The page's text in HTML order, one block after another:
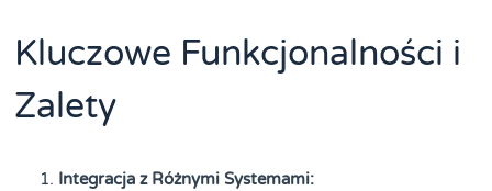
Kluczowe Funkcjonalności i
Zalety
Integracja z Różnymi Systemami: